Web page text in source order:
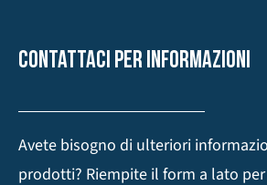
CONTATTACI PER INFORMAZIONI
Avete bisogno di ulteriori
prodotti? Riempite il form a lato